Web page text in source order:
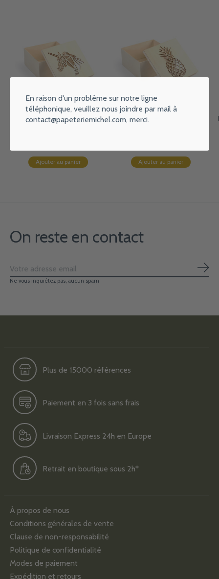
GRAINE CREATIVE Boite
Decoupe Tete De Licorne En
Ajouter au panier
GRAINE CREATIVE Boite
Decoupe Ananas En Bois
Ajouter au panier
On reste en contact
Ne vous inquiétez pas, aucun spam
Plus de 15000 références
Paiement en 3 fois sans frais
Livraison Express 24h en Europe
Retrait en boutique sous 2h*
À propos de nous
Conditions générales de vente
Clause de non-responsabilité
Politique de confidentialité
Modes de paiement
Expédition et retours
En raison d'un problème sur notre ligne
téléphonique, veuillez nous joindre par mail à
contact@papeteriemichel.com, merci.